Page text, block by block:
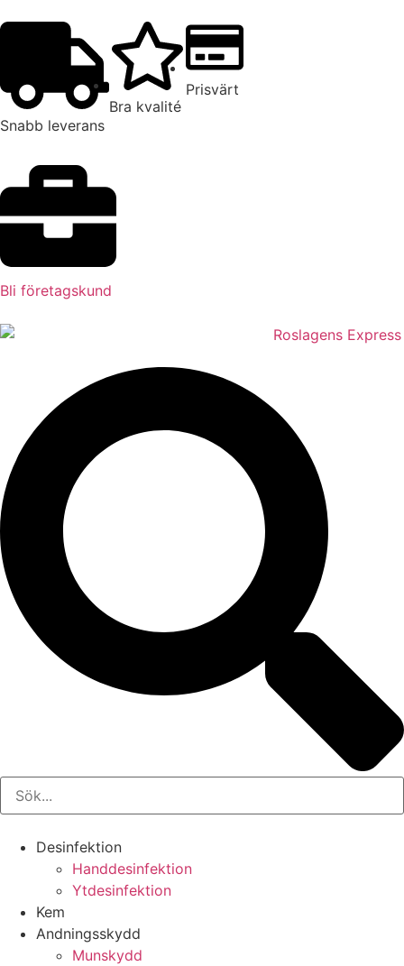
Snabb leverans
Bra kvalité
Prisvärt
Bli företagskund
Desinfektion
Handdesinfektion
Ytdesinfektion
Kem
Andningsskydd
Munskydd